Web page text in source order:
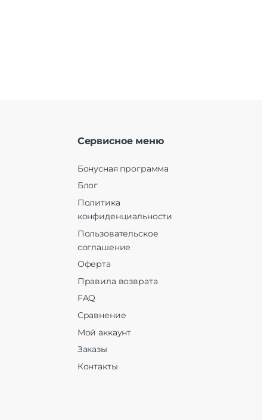
Сервисное меню
Бонусная программа
Блог
Политика
конфиденциальности
Пользовательское
соглашение
Оферта
Правила возврата
FAQ
Сравнение
Мой аккаунт
Заказы
Контакты